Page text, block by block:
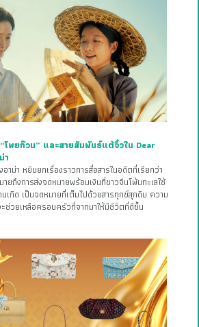
โพยก๊วน” และสายสัมพันธ์แต้จิ๋วใน Dear
า
าม่า หยิบยกเรื่องราวการสื่อสารในอดีตที่เรียกว่า
ยถึงการส่งจดหมายพร้อมเงินที่ชาวจีนโพ้นทะเลใช้
กิด เป็นจดหมายที่เต็มไปด้วยสารทุกข์สุกดิบ ความ
ช่วยเหลือครอบครัวที่จากมาให้มีชีวิตที่ดีขึ้น